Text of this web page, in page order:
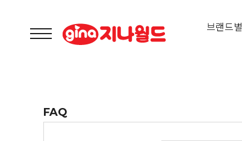
브랜드별
FAQ